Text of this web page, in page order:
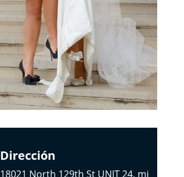
Dirección
18021 North 129th St UNIT 24, mi